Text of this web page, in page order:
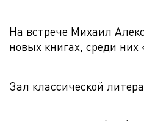
На встрече Михаил
новых книгах, среди
Зал классической